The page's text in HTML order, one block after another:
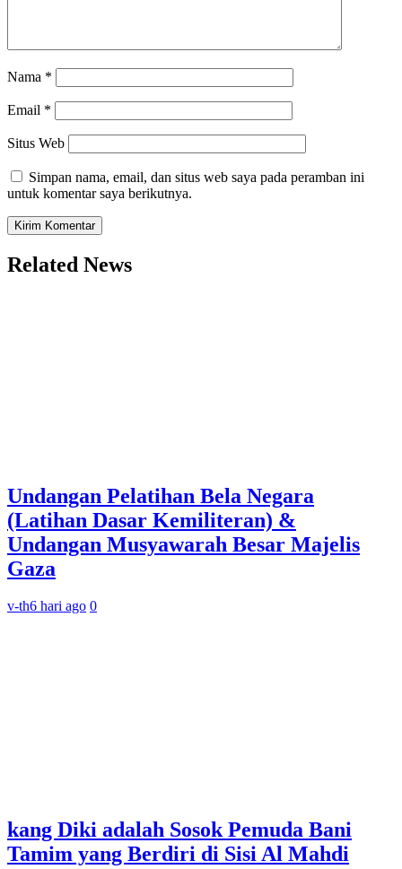
Nama *
Email *
Situs Web
Simpan nama, email, dan situs web saya pada peramban ini
untuk komentar saya berikutnya.
Related News
Undangan Pelatihan Bela Negara
(Latihan Dasar Kemiliteran) &
Undangan Musyawarah Besar Majelis
Gaza
v-th6 hari ago 0
kang Diki adalah Sosok Pemuda Bani
Tamim yang Berdiri di Sisi Al Mahdi